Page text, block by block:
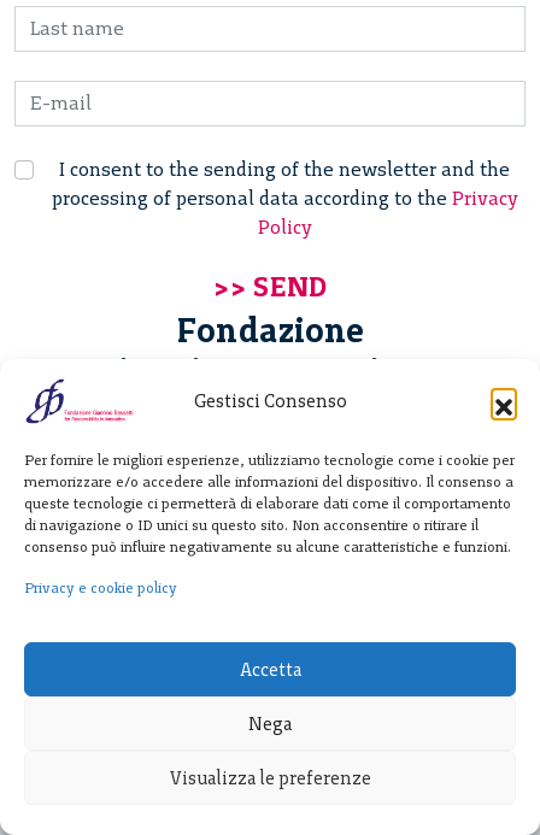
Gestisci Consenso
Per fornire le migliori esperienze, utilizziamo tecnologie come i cookie per
memorizzare e/o accedere alle informazioni del dispositivo. Il consenso a
queste tecnologie ci permetterà di elaborare dati come il comportamento
di navigazione o ID unici su questo sito. Non acconsentire o ritirare il
consenso può influire negativamente su alcune caratteristiche e funzioni.
Privacy e cookie policy
Accetta
Nega
Visualizza le preferenze
I consent to the sending of the newsletter and the
processing of personal data according to the Privacy
Policy
Fondazione
Giannino Bassetti ETS
20122 Milano - Italia
T. +39 02 781933
F. + 39 02 76392030
info@fondazionebassetti.org
p.i. 12520270153